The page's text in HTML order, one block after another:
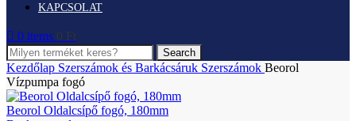
KAPCSOLAT
0 items 0 Ft
Search
Kezdőlap Szerszámok és Barkácsáruk Szerszámok Beorol
Vízpumpa fogó
Beorol Oldalcsípő fogó, 180mm